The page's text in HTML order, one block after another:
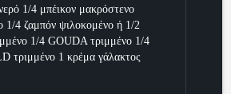
1/4 μπέικον μακρόστενο
1/4 ζαμπόν ψιλοκομένο ή 1/2
1/4 GOUDA τριμμένο 1/4
τριμμένο 1 κρέμα γάλακτος